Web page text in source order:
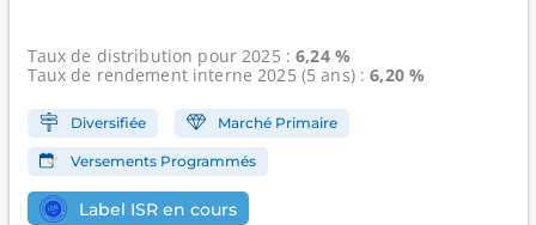
Taux de distribution pour 2025 :6,24 %
Taux de rendement interne2025 (5 ans) :6,20 %
Diversifiée Marché Primaire
Versements Programmés
Label ISR en cours